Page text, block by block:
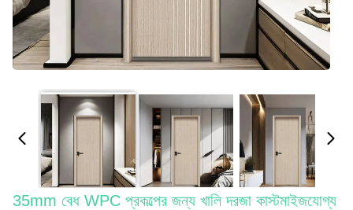
35mm বেধ WPC প্রকল্পের জন্য খালি দরজা কাস্টমাইজযোগ্য